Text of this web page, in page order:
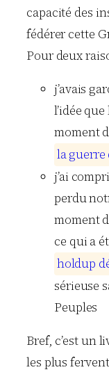
capacité des
fédérer cette
Pour deux
j’avais
l’idée
moment
laguerre
j’ai
perdu
moment
ce qui a
holdup d
sérieuse
Peuples
Bref, c’est un
les plus